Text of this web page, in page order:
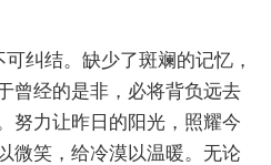
纠结。缺少了斑斓的记忆，
曾经的是非，必将背负远去
努力让昨日的阳光，照耀今
微笑，给冷漠以温暖。无论